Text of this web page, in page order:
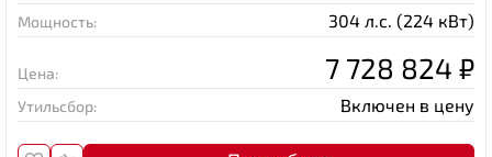
Мощность: 304 л.с. (224 кВт)
Цена: 7 728 824 ₽
Утильсбор: Включен в цену